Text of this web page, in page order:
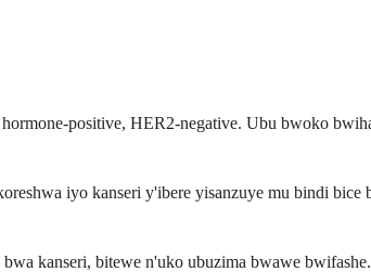
positive, HER2-negative. Ubu bwoko
iyo kanseri y'ibere yisanzuye mu bindi
kanseri, bitewe n'uko ubuzima bwawe